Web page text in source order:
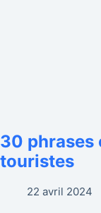
30 phrases
touristes
22 avril 2024